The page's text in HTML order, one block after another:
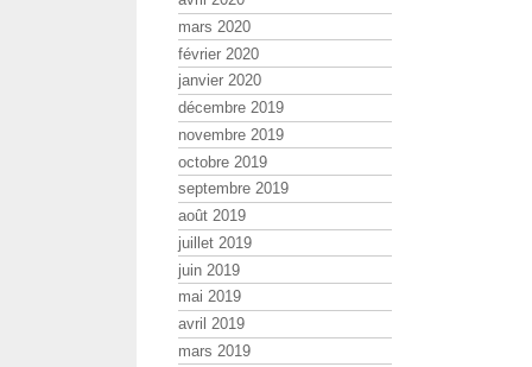
mars 2020
février 2020
janvier 2020
décembre 2019
novembre 2019
octobre 2019
septembre 2019
août 2019
juillet 2019
juin 2019
mai 2019
avril 2019
mars 2019